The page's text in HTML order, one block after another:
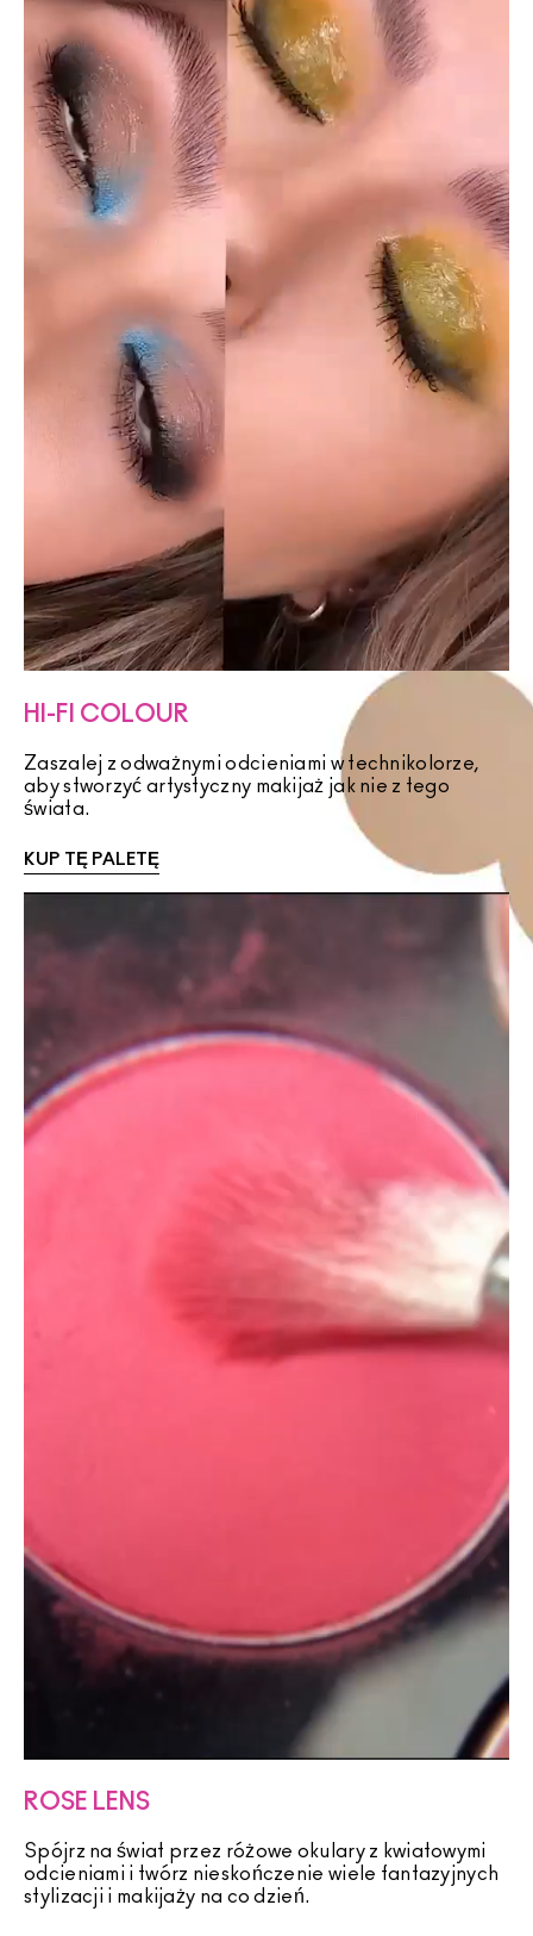
HI-FI COLOUR
Zaszalej z odważnymi odcieniami w technikolorze,
aby stworzyć artystyczny makijaż jak nie z tego
świata.
KUP TĘ PALETĘ
ROSE LENS
Spójrz na świat przez różowe okulary z kwiatowymi
odcieniami i twórz nieskończenie wiele fantazyjnych
stylizacji i makijaży na co dzień.